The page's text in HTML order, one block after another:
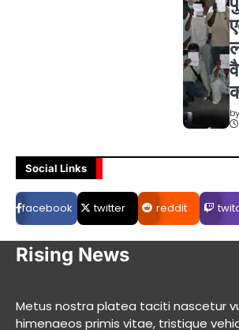
by
Social Links
facebook twitter reddit
Rising News
Metus nostra platea taciti nascetur
himenaeos primis vitae, tristique